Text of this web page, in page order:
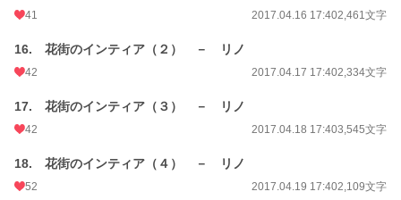
41 2017.04.16 17:402,461文字
16. 花街のインティア（２） － リノ
42 2017.04.17 17:402,334文字
17. 花街のインティア（３） － リノ
42 2017.04.18 17:403,545文字
18. 花街のインティア（４） － リノ
52 2017.04.19 17:402,109文字